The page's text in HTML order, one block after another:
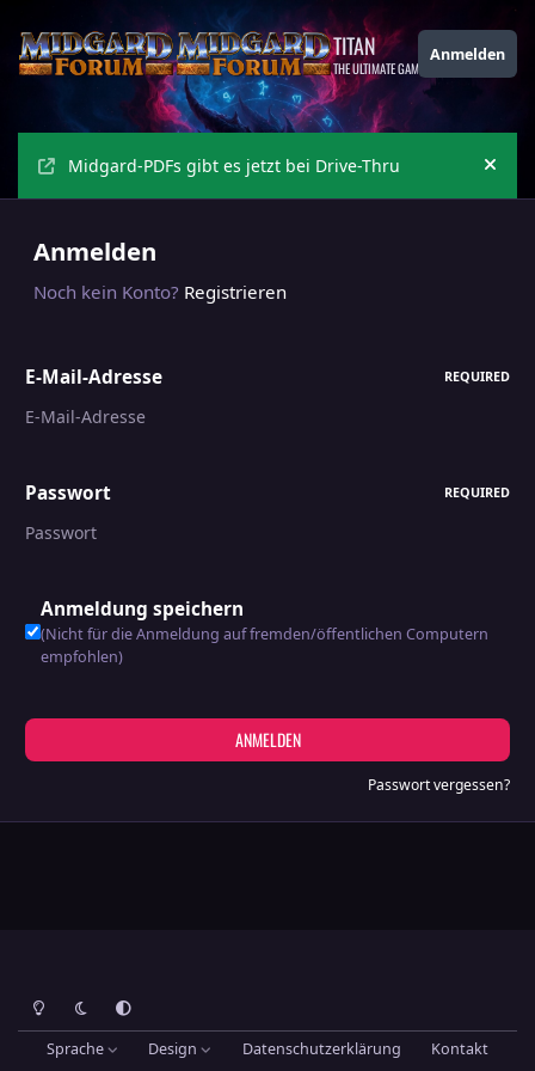
TITAN
THE ULTIMATE GAMING THEME
Anmelden
Midgard-PDFs gibt es jetzt bei Drive-Thru
Anmelden
Noch kein Konto? Registrieren
E-Mail-Adresse REQUIRED
Passwort REQUIRED
Anmeldung speichern
(Nicht für die Anmeldung auf fremden/öffentlichen Computern
empfohlen)
ANMELDEN
Passwort vergessen?
Heller ModusDunkler ModusSystemeinstellung
Sprache Design Datenschutzerklärung Kontakt